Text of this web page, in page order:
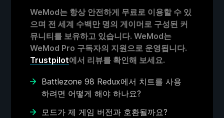
WeMod는 항상 안전하게 무료로 이용할 수 있
으며 전 세계 수백만 명의 게이머로 구성된 커
뮤니티를 보유하고 있습니다. WeMod는
WeMod Pro 구독자의 지원으로 운영됩니다.
Trustpilot에서 리뷰를 확인해 보세요.
Battlezone 98 Redux에서 치트를 사용
하려면 어떻게 해야 하나요?
모드가 제 게임 버전과 호환될까요?